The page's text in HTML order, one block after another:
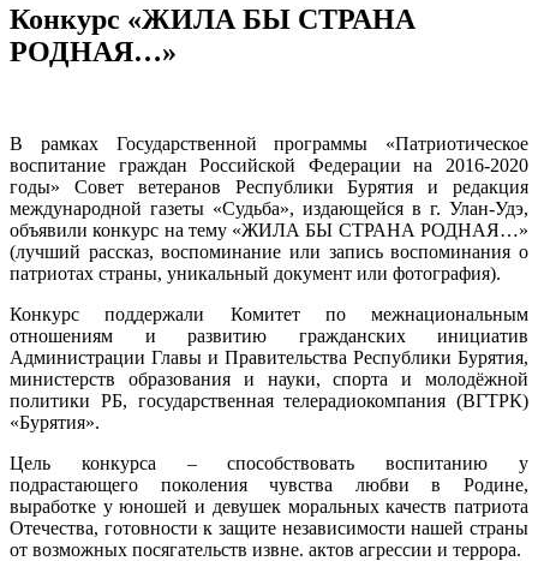
Конкурс «ЖИЛА БЫ СТРАНА
РОДНАЯ…»
В рамках Государственной программы «Патриотическое
воспитание граждан Российской Федерации на 2016-2020
годы» Совет ветеранов Республики Бурятия и редакция
международной газеты «Судьба», издающейся в г. Улан-Удэ,
объявили конкурс на тему «ЖИЛА БЫ СТРАНА РОДНАЯ…»
(лучший рассказ, воспоминание или запись воспоминания о
патриотах страны, уникальный документ или фотография).
Конкурс поддержали Комитет по межнациональным
отношениям и развитию гражданских инициатив
Администрации Главы и Правительства Республики Бурятия,
министерств образования и науки, спорта и молодёжной
политики РБ, государственная телерадиокомпания (ВГТРК)
«Бурятия».
Цель конкурса – способствовать воспитанию у
подрастающего поколения чувства любви в Родине,
выработке у юношей и девушек моральных качеств патриота
Отечества, готовности к защите независимости нашей страны
от возможных посягательств извне. актов агрессии и террора.